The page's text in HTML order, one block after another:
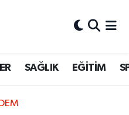
SAĞLIK EĞİTİM
ve Fikstür